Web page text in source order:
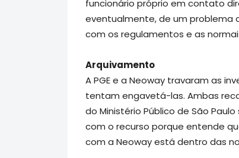
funcionário próprio em contato
eventualmente, de um problema
com os regulamentos e as
Arquivamento
A PGE e a Neoway travaram as
tentam engavetá-las. Ambas
do Ministério Público de São
com o recurso porque entende
com a Neoway está dentro das